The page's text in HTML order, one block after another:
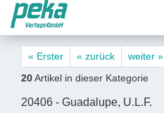
« Erster « zurück weiter »
20Artikel in dieser Kategorie
20406 - Guadalupe, U.L.F.